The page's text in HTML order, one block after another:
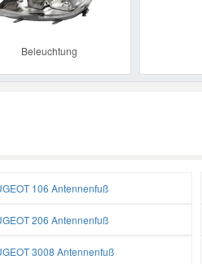
Beleuchtung
106 Antennenfuß
206 Antennenfuß
3008 Antennenfuß